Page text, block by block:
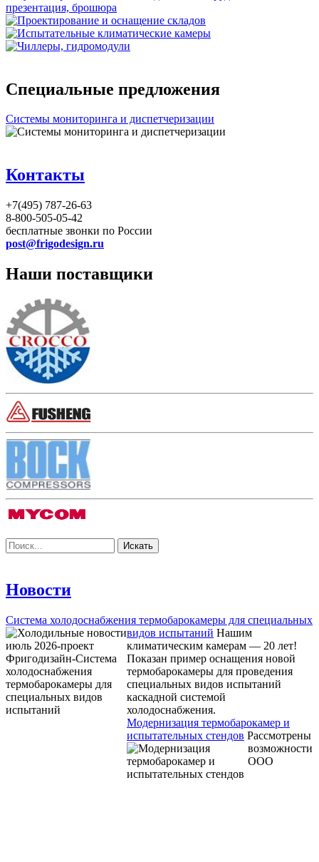
Специальные предложения
Системы мониторинга и диспетчеризации
Контакты
+7(495) 787-26-63
8-800-505-05-42
бесплатные звонки по России
post@frigodesign.ru
Наши поставщики
Новости
Система холодоснабжения термобарокамеры для специальных
видов испытаний Нашим
климатическим камерам — 20 лет!
Показан пример оснащения новой
термобарокамеры для проведения
специальных видов испытаний
каскадной системой
холодоснабжения.
Модернизация термобарокамер и
испытательных стендов Рассмотрены
возможности
ООО